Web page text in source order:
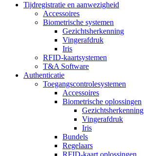
Tijdregistratie en aanwezigheid
Accessoires
Biometrische systemen
Gezichtsherkenning
Vingerafdruk
Iris
RFID-kaartsystemen
T&A Software
Authenticatie
Toegangscontrolesystemen
Accessoires
Biometrische oplossingen
Gezichtsherkenning
Vingerafdruk
Iris
Bundels
Regelaars